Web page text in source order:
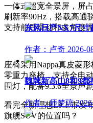
一体式超宽全景屏，屏
刷新率90Hz，搭载高通
支持前后滑动和多角度
座椅采用Nappa真皮菱
零重力座椅，支持全电
围灯，配备9.3.6全景声
看完全新理想L9上市发
旗舰SUV的位置吗？
东风日产NX7尺寸
作者：卢奇 2026-
魏牌新高山8和9
作者：师梦琼